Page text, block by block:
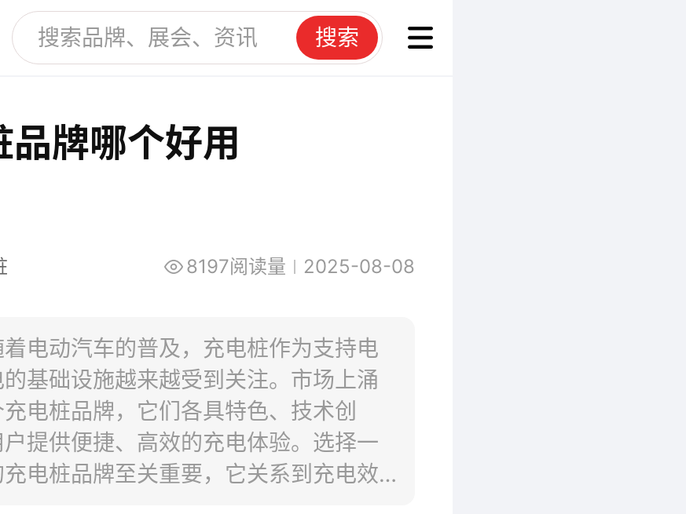
搜索
品牌哪个好用
8197阅读量 2025-08-08
电动汽车的普及，充电桩作为支持电
基础设施越来越受到关注。市场上涌
电桩品牌，它们各具特色、技术创
提供便捷、高效的充电体验。选择一
电桩品牌至关重要，它关系到充电效